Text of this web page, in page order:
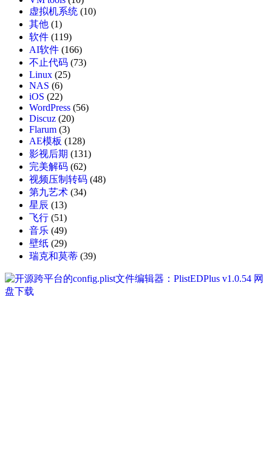
虚拟机系统 (10)
其他 (1)
软件 (119)
AI软件 (166)
不止代码 (73)
Linux (25)
NAS (6)
iOS (22)
WordPress (56)
Discuz (20)
Flarum (3)
AE模板 (128)
影视后期 (131)
完美解码 (62)
视频压制转码 (48)
第九艺术 (34)
星辰 (13)
飞行 (51)
音乐 (49)
壁纸 (29)
瑞克和莫蒂 (39)